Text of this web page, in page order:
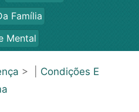
Família
Mental
> | Condições E